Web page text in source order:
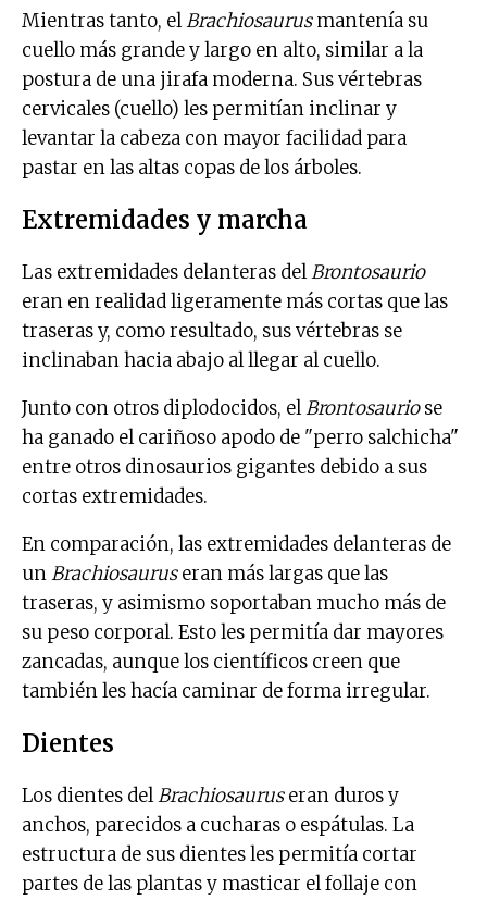
Mientras tanto, elBrachiosaurusmantenía su
cuello más grande y largo en alto, similar a la
postura de una jirafa moderna. Sus vértebras
cervicales (cuello) les permitían inclinar y
levantar la cabeza con mayor facilidad para
pastar en las altas copas de los árboles.
Extremidades y marcha
Las extremidades delanteras delBrontosaurio
eran en realidad ligeramente más cortas que las
traseras y, como resultado, sus vértebras se
inclinaban hacia abajo al llegar al cuello.
Junto con otros diplodocidos, elBrontosauriose
ha ganado el cariñoso apodo de "perro salchicha"
entre otros dinosaurios gigantes debido a sus
cortas extremidades.
En comparación, las extremidades delanteras de
unBrachiosauruseran más largas que las
traseras, y asimismo soportaban mucho más de
su peso corporal. Esto les permitía dar mayores
zancadas, aunque los científicos creen que
también les hacía caminar de forma irregular.
Dientes
Los dientes delBrachiosauruseran duros y
anchos, parecidos a cucharas o espátulas. La
estructura de sus dientes les permitía cortar
partes de las plantas y masticar el follaje con